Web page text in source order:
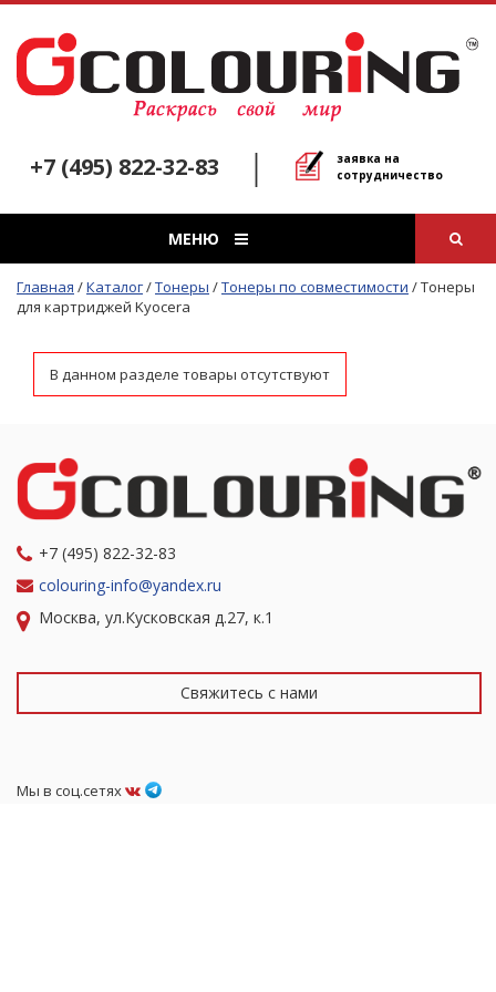
+7 (495) 822-32-83
заявка на
сотрудничество
МЕНЮ
Главная /Каталог/Тонеры /Тонеры по совместимости /Тонеры
для картриджей Kyocera
В данном разделе товары отсутствуют
+7 (495) 822-32-83
colouring-info@yandex.ru
Москва, ул.Кусковская д.27, к.1
Свяжитесь с нами
Мы в соц.сетях